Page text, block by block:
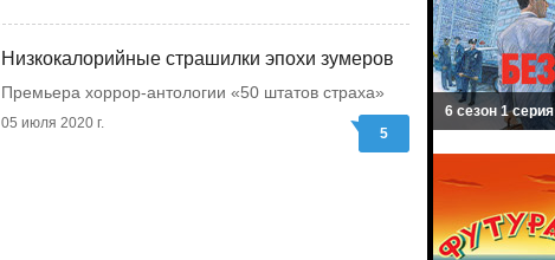
Низкокалорийные страшилки эпохи зумеров
Премьера хоррор-антологии «50 штатов страха»
05 июля 2020 г.
5
6 сезон 1 серия